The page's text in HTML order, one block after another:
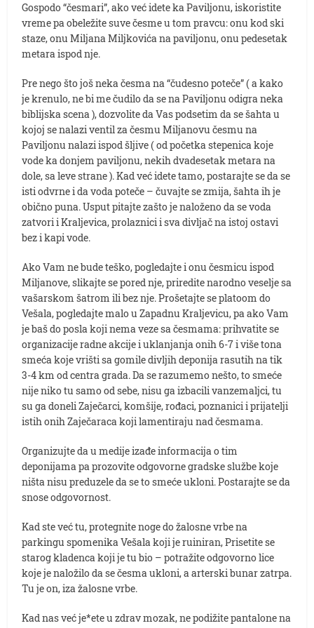
Gospodo “česmari”, ako već idete ka Paviljonu, iskoristite
vreme pa obeležite suve česme u tom pravcu: onu kod ski
staze, onu Miljana Miljkovića na paviljonu, onu pedesetak
metara ispod nje.
Pre nego što još neka česma na “čudesno poteče” ( a kako
je krenulo, ne bi me čudilo da se na Paviljonu odigra neka
biblijska scena ), dozvolite da Vas podsetim da se šahta u
kojoj se nalazi ventil za česmu Miljanovu česmu na
Paviljonu nalazi ispod šljive ( od početka stepenica koje
vode ka donjem paviljonu, nekih dvadesetak metara na
dole, sa leve strane ). Kad već idete tamo, postarajte se da se
isti odvrne i da voda poteče – čuvajte se zmija, šahta ih je
obično puna. Usput pitajte zašto je naloženo da se voda
zatvori i Kraljevica, prolaznici i sva divljač na istoj ostavi
bez i kapi vode.
Ako Vam ne bude teško, pogledajte i onu česmicu ispod
Miljanove, slikajte se pored nje, priredite narodno veselje sa
vašarskom šatrom ili bez nje. Prošetajte se platoom do
Vešala, pogledajte malo u Zapadnu Kraljevicu, pa ako Vam
je baš do posla koji nema veze sa česmama: prihvatite se
organizacije radne akcije i uklanjanja onih 6-7 i više tona
smeća koje vrišti sa gomile divljih deponija rasutih na tik
3-4 km od centra grada. Da se razumemo nešto, to smeće
nije niko tu samo od sebe, nisu ga izbacili vanzemaljci, tu
su ga doneli Zaječarci, komšije, rođaci, poznanici i prijatelji
istih onih Zaječaraca koji lamentiraju nad česmama.
Organizujte da u medije izađe informacija o tim
deponijama pa prozovite odgovorne gradske službe koje
ništa nisu preduzele da se to smeće ukloni. Postarajte se da
snose odgovornost.
Kad ste već tu, protegnite noge do žalosne vrbe na
parkingu spomenika Vešala koji je ruiniran, Prisetite se
starog kladenca koji je tu bio – potražite odgovorno lice
koje je naložilo da se česma ukloni, a arterski bunar zatrpa.
Tu je on, iza žalosne vrbe.
Kad nas već je*ete u zdrav mozak, ne podižite pantalone na